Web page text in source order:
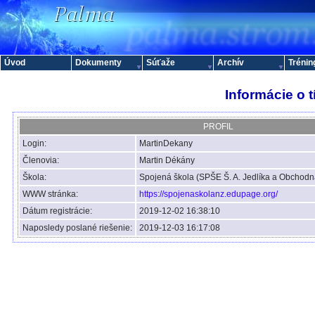
Informácie o
PROFIL
Login:
MartinDekany
Členovia:
Martin Dékány
Škola:
Spojená škola (SPŠE Š. A. Jedlíka a
WWW stránka:
https://spojenaskolanz.edupage.org/
Dátum registrácie:
2019-12-02 16:38:10
Naposledy poslané riešenie:
2019-12-03 16:17:08
Úvod Dokumenty Súťaže Archív